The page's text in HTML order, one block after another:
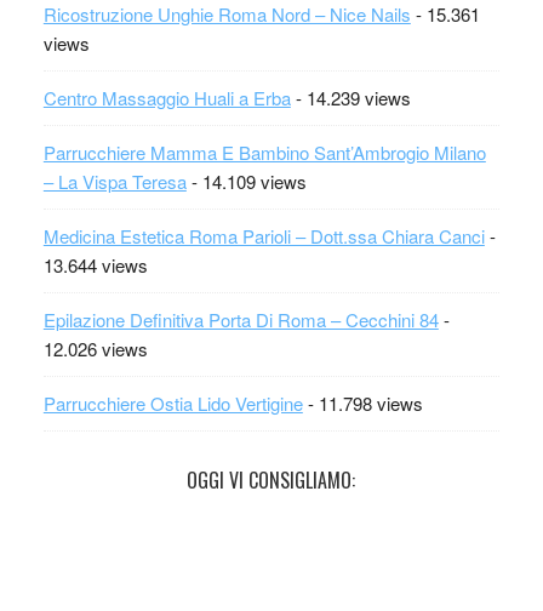
Ricostruzione Unghie Roma Nord – Nice Nails - 15.361
views
Centro Massaggio Huali a Erba- 14.239 views
Parrucchiere Mamma E Bambino Sant’Ambrogio Milano
– La Vispa Teresa- 14.109 views
Medicina Estetica Roma Parioli – Dott.ssa Chiara Canci-
13.644 views
Epilazione Definitiva Porta Di Roma – Cecchini 84-
12.026 views
Parrucchiere Ostia Lido Vertigine- 11.798 views
OGGI VI CONSIGLIAMO: